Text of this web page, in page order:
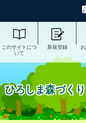
このサイトにつ
いて
新規登録
ひろしま森づく